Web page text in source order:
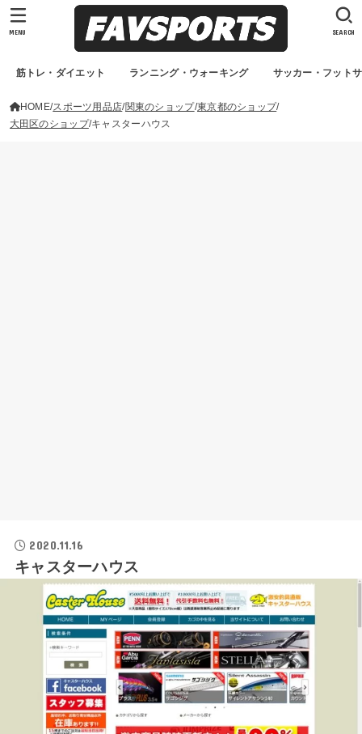
筋トレ・ダイエット ランニング・ウォーキング サッカー・フット
SEARCH
MENU
HOME スポーツ用品店 関東のショップ 東京都のショップ
大田区のショップ キャスターハウス
2020.11.16
キャスターハウス